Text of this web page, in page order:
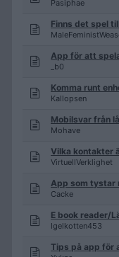
Pasiphae
Finns det spel
App för att
_b0
Komma runt
Kallopsen
Mobilsvar från
Mohave
Vilka kontakter
VirtuellVerklighet
App som tystar
Cacke
E book reader/
Igelkotten453
Tips på app för